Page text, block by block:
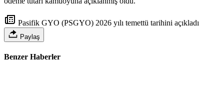
Pasifik GYO (PSGYO) 2026 yılı temettü tarihini açıkladı
Paylaş
Benzer Haberler